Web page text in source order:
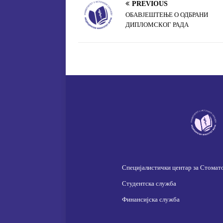
PREVIOUS
ОБАВЈЕШТЕЊЕ О ОДБРАНИ
ДИПЛОМСКОГ РАДА
Специјалистички центар за
Студентска служба
Финансијска служба